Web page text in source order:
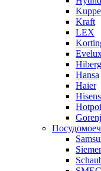
Kraft
LEX
Hiberg
Hansa
Haier